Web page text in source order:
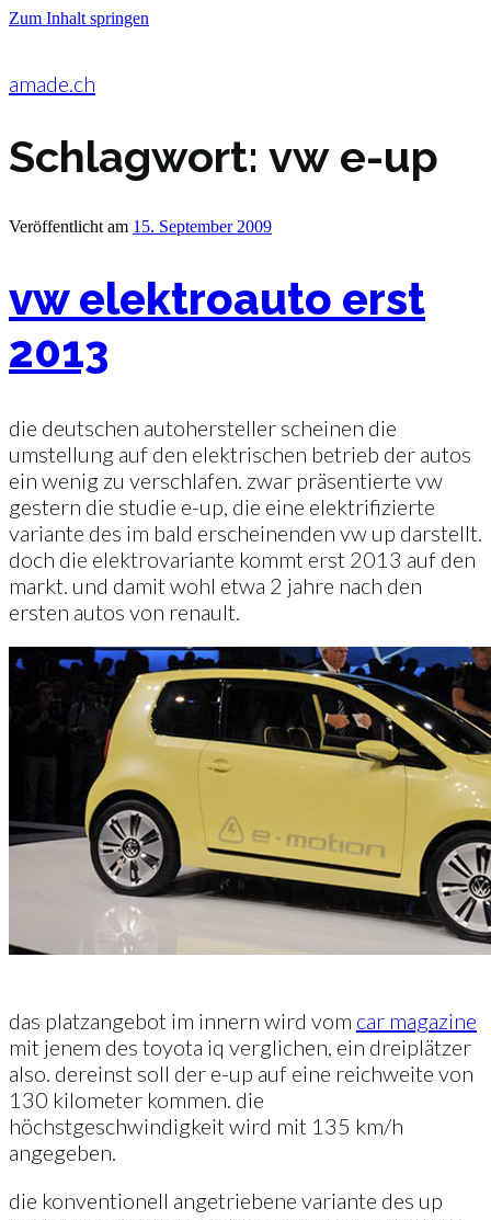
Zum Inhalt springen
amade.ch
Schlagwort: vw e-up
Veröffentlicht am 15. September 2009
vw elektroauto erst
2013
die deutschen autohersteller scheinen die
umstellung auf den elektrischen betrieb der autos
ein wenig zu verschlafen. zwar präsentierte vw
gestern die studie e-up, die eine elektrifizierte
variante des im bald erscheinenden vw up darstellt.
doch die elektrovariante kommt erst 2013 auf den
markt. und damit wohl etwa 2 jahre nach den
ersten autos von renault.
das platzangebot im innern wird vom car magazine
mit jenem des toyota iq verglichen, ein dreiplätzer
also. dereinst soll der e-up auf eine reichweite von
130 kilometer kommen. die
höchstgeschwindigkeit wird mit 135 km/h
angegeben.
die konventionell angetriebene variante des up